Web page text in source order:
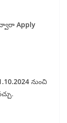
Apply
నుంచి